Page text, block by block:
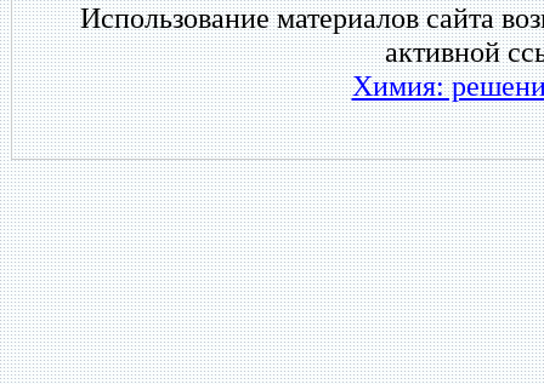
Использование материалов сайта
активной
Химия: